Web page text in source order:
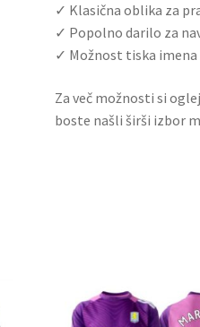
✓ Klasična oblika za
✓ Popolno darilo za
✓ Možnost tiska
Za več možnosti si
boste našli širši izbor